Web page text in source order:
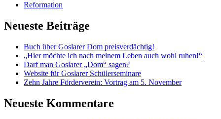
Reformation
Neueste Beiträge
Buch über Goslarer Dom preisverdächtig!
„Hier möchte ich nach meinem Leben auch wohl ruhen!“
Darf man Goslarer „Dom“ sagen?
Website für Goslarer Schülerseminare
Zehn Jahre Förderverein: Vortrag am 5. November
Neueste Kommentare